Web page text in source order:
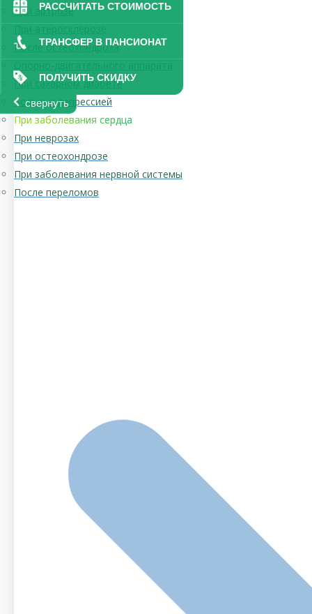
РАССЧИТАТЬ СТОИМОСТЬ
ТРАНСФЕР В ПАНСИОНАТ
ПОЛУЧИТЬ СКИДКУ
свернуть
При артрозе
После остеохондроза
При сахарном диабете
Больных депрессией
При заболевания сердца
При неврозах
При остеохондрозе
При заболевания нервной системы
После переломов